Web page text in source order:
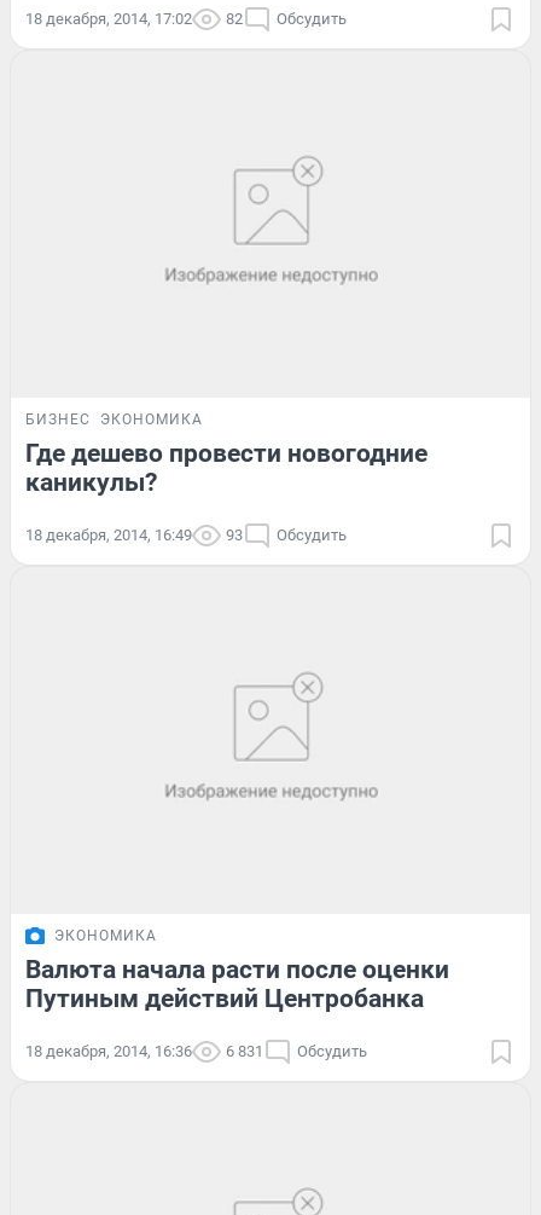
18 декабря, 2014, 17:02 82 Обсудить
БИЗНЕС ЭКОНОМИКА
Где дешево провести новогодние
каникулы?
18 декабря, 2014, 16:49 93 Обсудить
ЭКОНОМИКА
Валюта начала расти после оценки
Путиным действий Центробанка
18 декабря, 2014, 16:36 6 831 Обсудить